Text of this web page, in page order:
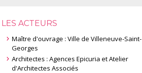
LES ACTEURS
Maître d'ouvrage : Ville de Villeneuve-Saint-
Georges
Architectes : Agences Epicuria et Atelier
d'Architectes Associés